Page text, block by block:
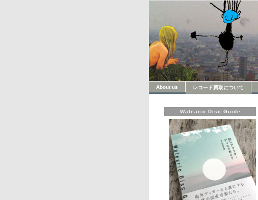
About us レコード買取について
Walearic Disc Guide